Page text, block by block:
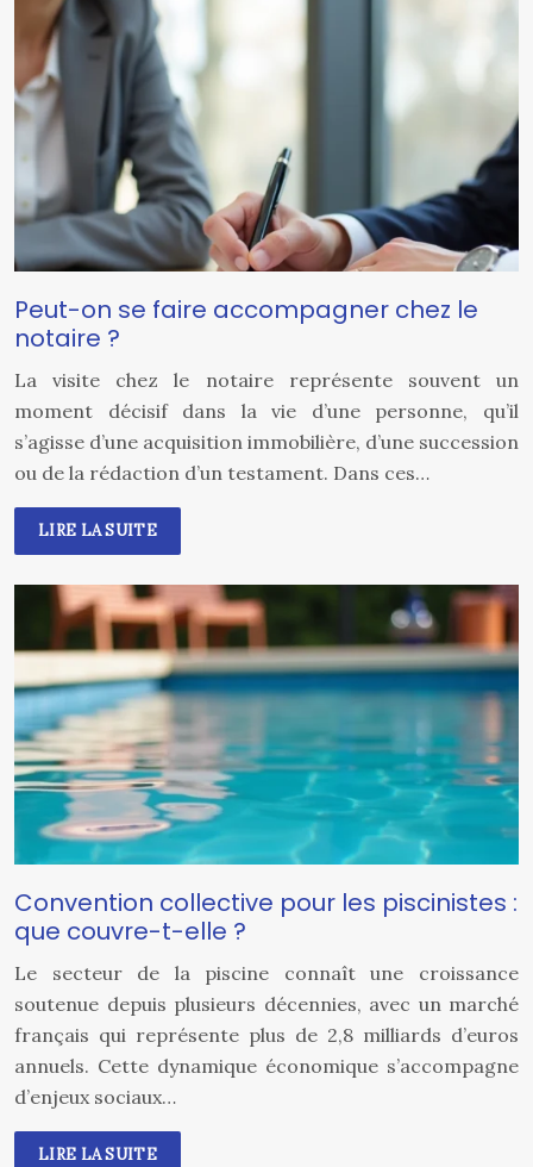
Peut-on se faire accompagner chez le
notaire ?
La visite chez le notaire représente souvent un
moment décisif dans la vie d’une personne, qu’il
s’agisse d’une acquisition immobilière, d’une succession
ou de la rédaction d’un testament. Dans ces…
LIRE LA SUITE
Convention collective pour les piscinistes :
que couvre-t-elle ?
Le secteur de la piscine connaît une croissance
soutenue depuis plusieurs décennies, avec un marché
français qui représente plus de 2,8 milliards d’euros
annuels. Cette dynamique économique s’accompagne
d’enjeux sociaux…
LIRE LA SUITE